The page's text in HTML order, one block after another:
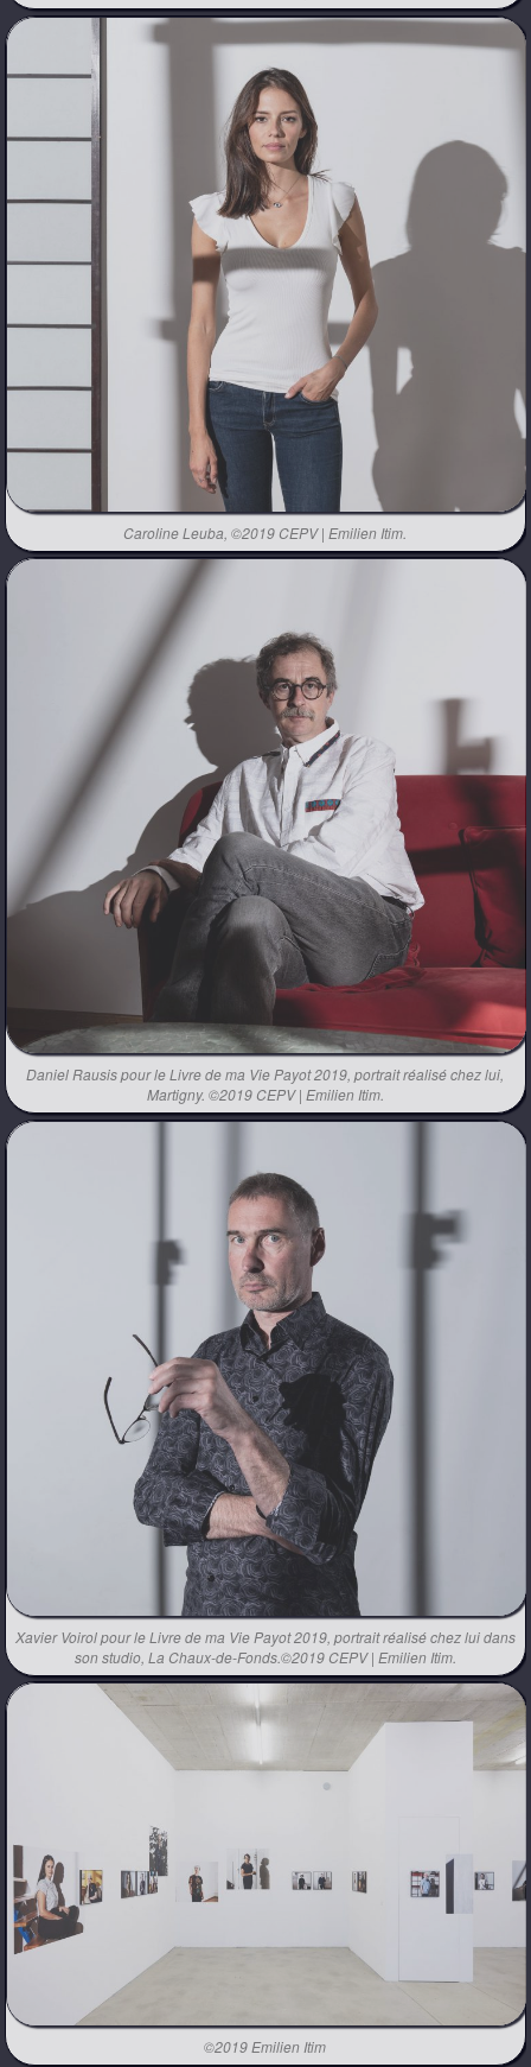
Caroline Leuba, ©2019 CEPV | Emilien Itim.
Daniel Rausis pour le Livre de ma Vie Payot 2019, portrait réalisé chez lui,
Martigny. ©2019 CEPV | Emilien Itim.
Xavier Voirol pour le Livre de ma Vie Payot 2019, portrait réalisé chez lui dans
son studio, La Chaux-de-Fonds.©2019 CEPV | Emilien Itim.
©2019 Emilien Itim